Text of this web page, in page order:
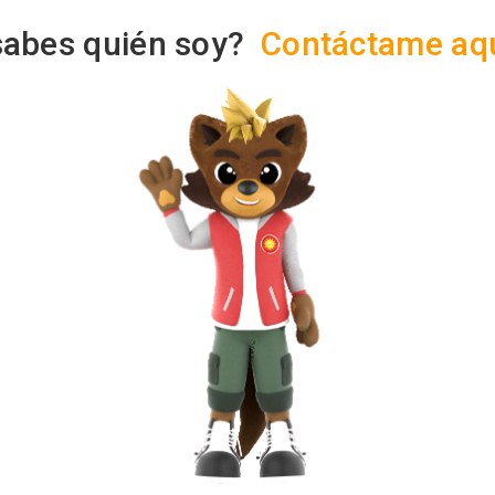
quién soy? Contáctame